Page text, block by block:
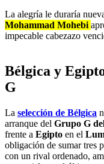
La alegría le duraría
Mohammad Mohebi
impecable cabezazo
Bélgica y
G
La selección de Bélgica
arranque del Grupo G
frente a Egipto en el
obligación de sumar tres
con un rival ordenado,